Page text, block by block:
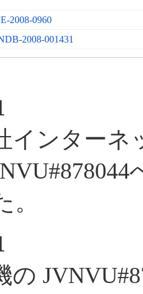
2008-0960
2008-001431
インターネ
の